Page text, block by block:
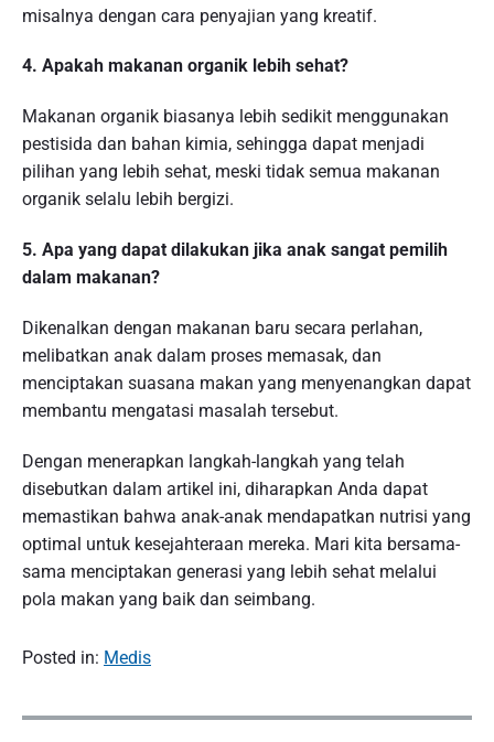
misalnya dengan cara penyajian yang kreatif.
4. Apakah makanan organik lebih sehat?
Makanan organik biasanya lebih sedikit menggunakan
pestisida dan bahan kimia, sehingga dapat menjadi
pilihan yang lebih sehat, meski tidak semua makanan
organik selalu lebih bergizi.
5. Apa yang dapat dilakukan jika anak sangat pemilih
dalam makanan?
Dikenalkan dengan makanan baru secara perlahan,
melibatkan anak dalam proses memasak, dan
menciptakan suasana makan yang menyenangkan dapat
membantu mengatasi masalah tersebut.
Dengan menerapkan langkah-langkah yang telah
disebutkan dalam artikel ini, diharapkan Anda dapat
memastikan bahwa anak-anak mendapatkan nutrisi yang
optimal untuk kesejahteraan mereka. Mari kita bersama-
sama menciptakan generasi yang lebih sehat melalui
pola makan yang baik dan seimbang.
Posted in: Medis
P